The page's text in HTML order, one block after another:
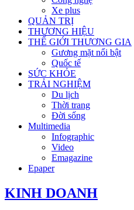
Xe plus
QUẢN TRỊ
THƯƠNG HIỆU
THẾ GIỚI THƯƠNG GIA
Gương mặt nổi bật
Quốc tế
SỨC KHỎE
TRẢI NGHIỆM
Du lịch
Thời trang
Đời sống
Multimedia
Infographic
Video
Emagazine
Epaper
KINH DOANH